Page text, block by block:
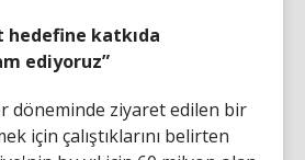
hedefine katkıda
ediyoruz”
döneminde ziyaret edilen bir
için çalıştıklarını belirten